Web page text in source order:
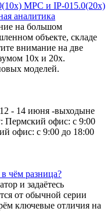
MPC и IP-015.0(20x)
аналитика
на большом
объекте, складе
внимание на две
10x и 20x.
моделей.
- 14 июня -выходыне
Пермский офис: с 9:00
офис: с 9:00 до 18:00
чём разница?
и задаётесь
от обычной серии
ключевые отличия на